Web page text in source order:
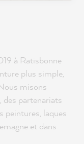
à Ratisbonne
plus simple,
misons
des partenariats
peintures, laques
et dans